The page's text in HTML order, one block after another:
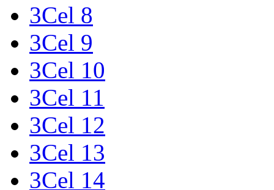
3Cel 8
3Cel 9
3Cel 10
3Cel 11
3Cel 12
3Cel 13
3Cel 14